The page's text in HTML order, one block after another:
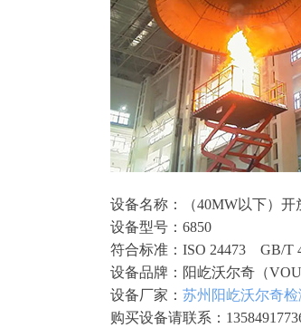
设备名称：（40MW以下）开
设备型号：6850
符合标准：ISO 24473 GB/T
设备品牌：阳屹沃尔奇（
设备厂家： 苏州阳屹沃尔奇
购买设备请联系：